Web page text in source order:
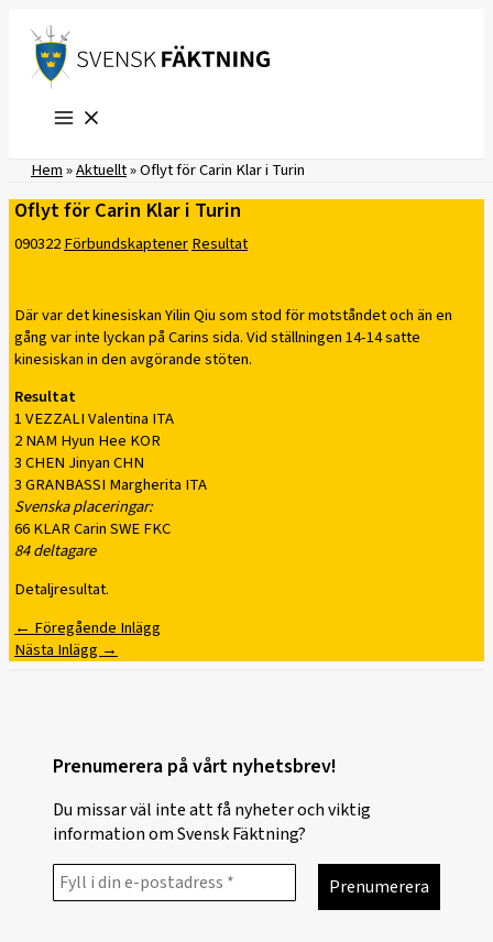
innehåll
Hem»Aktuellt»Oflyt för Carin Klar i Turin
Oflyt för Carin Klar i Turin
090322FörbundskaptenerResultat
Där var det kinesiskan Yilin Qiu som stod för motståndet och än en
gång var inte lyckan på Carins sida. Vid ställningen 14-14 satte
kinesiskan in den avgörande stöten.
Resultat
1 VEZZALI Valentina ITA
2 NAM Hyun Hee KOR
3 CHEN Jinyan CHN
3 GRANBASSI Margherita ITA
Svenska placeringar:
66 KLAR Carin SWE FKC
84 deltagare
Detaljresultat.
← Föregående Inlägg
Nästa Inlägg →
Prenumerera på vårt nyhetsbrev!
Du missar väl inte att få nyheter och viktig
information om Svensk Fäktning?